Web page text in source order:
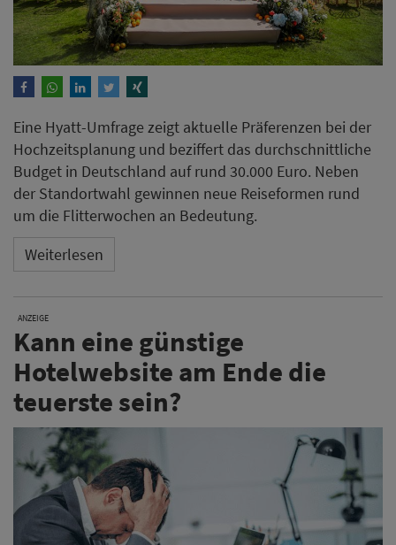
Eine Hyatt-Umfrage zeigt aktuelle Präferenzen bei der
Hochzeitsplanung und beziffert das durchschnittliche
Budget in Deutschland auf rund 30.000 Euro. Neben
der Standortwahl gewinnen neue Reiseformen rund
um die Flitterwochen an Bedeutung.
Weiterlesen
ANZEIGE
Kann eine günstige
Hotelwebsite am Ende die
teuerste sein?